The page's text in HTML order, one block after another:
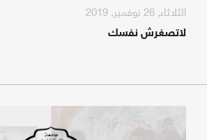
الثلاثاء, 26 نوفمبر, 2019
لاتصغرش نفسك